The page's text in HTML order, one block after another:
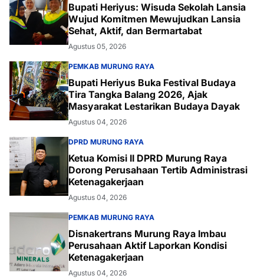
Bupati Heriyus: Wisuda Sekolah Lansia
Wujud Komitmen Mewujudkan Lansia
Sehat, Aktif, dan Bermartabat
Agustus 05, 2026
PEMKAB MURUNG RAYA
Bupati Heriyus Buka Festival Budaya
Tira Tangka Balang 2026, Ajak
Masyarakat Lestarikan Budaya Dayak
Agustus 04, 2026
DPRD MURUNG RAYA
Ketua Komisi II DPRD Murung Raya
Dorong Perusahaan Tertib Administrasi
Ketenagakerjaan
Agustus 04, 2026
PEMKAB MURUNG RAYA
Disnakertrans Murung Raya Imbau
Perusahaan Aktif Laporkan Kondisi
Ketenagakerjaan
Agustus 04, 2026